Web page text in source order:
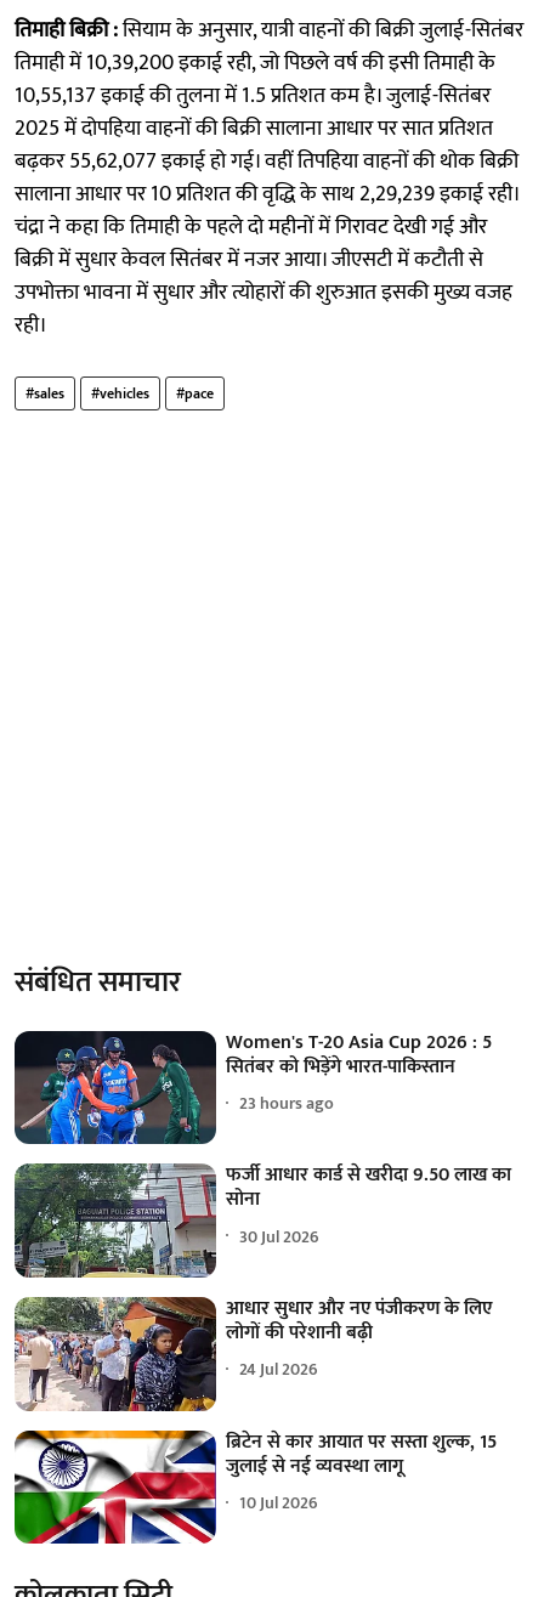
तिमाही बिक्री :सियाम के अनुसार, यात्री वाहनों की बिक्री जुलाई-सितंबर
तिमाही में 10,39,200 इकाई रही, जो पिछले वर्ष की इसी तिमाही के
10,55,137 इकाई की तुलना में 1.5 प्रतिशत कम है। जुलाई-सितंबर
2025 में दोपहिया वाहनों की बिक्री सालाना आधार पर सात प्रतिशत
बढ़कर 55,62,077 इकाई हो गई। वहीं तिपहिया वाहनों की थोक बिक्री
सालाना आधार पर 10 प्रतिशत की वृद्धि के साथ 2,29,239 इकाई रही।
चंद्रा ने कहा कि तिमाही के पहले दो महीनों में गिरावट देखी गई और
बिक्री में सुधार केवल सितंबर में नजर आया। जीएसटी में कटौती से
उपभोक्ता भावना में सुधार और त्योहारों की शुरुआत इसकी मुख्य वजह
रही।
#sales #vehicles #pace
संबंधित समाचार
Women's T-20 Asia Cup 2026 : 5
सितंबर को भिड़ेंगे भारत-पाकिस्तान
23 hours ago
फर्जी आधार कार्ड से खरीदा 9.50 लाख का
सोना
30 Jul 2026
आधार सुधार और नए पंजीकरण के लिए
लोगों की परेशानी बढ़ी
24 Jul 2026
ब्रिटेन से कार आयात पर सस्ता शुल्क, 15
जुलाई से नई व्यवस्था लागू
10 Jul 2026